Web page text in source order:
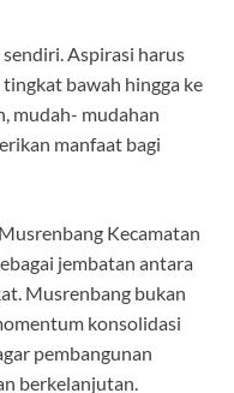
Aspirasi harus
bawah hingga ke
mudah- mudahan
manfaat bagi
Kecamatan
jembatan antara
Musrenbang bukan
konsolidasi
pembangunan
berkelanjutan.